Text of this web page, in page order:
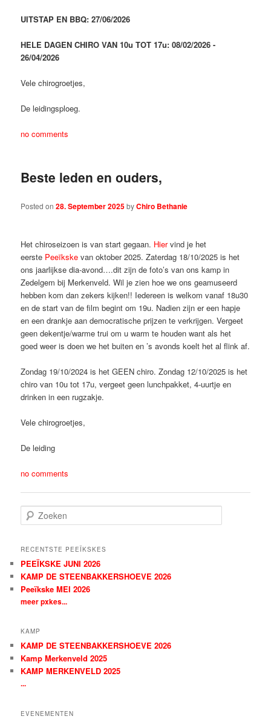
UITSTAP EN BBQ: 27/06/2026
HELE DAGEN CHIRO VAN 10u TOT 17u: 08/02/2026 -
26/04/2026
Vele chirogroetjes,
De leidingsploeg.
no comments
Beste leden en ouders,
Posted on28. September 2025byChiro Bethanie
Het chiroseizoen is van start gegaan. Hiervind je het
eerste Peeïkske van oktober 2025. Zaterdag 18/10/2025 is het
ons jaarlijkse dia-avond….dit zijn de foto’s van ons kamp in
Zedelgem bij Merkenveld. Wil je zien hoe we ons geamuseerd
hebben kom dan zekers kijken!! Iedereen is welkom vanaf 18u30
en de start van de film begint om 19u. Nadien zijn er een hapje
en een drankje aan democratische prijzen te verkrijgen. Vergeet
geen dekentje/warme trui om u warm te houden want als het
goed weer is doen we het buiten en ’s avonds koelt het al flink af.
Zondag 19/10/2024 is het GEEN chiro. Zondag 12/10/2025 is het
chiro van 10u tot 17u, vergeet geen lunchpakket, 4-uurtje en
drinken in een rugzakje.
Vele chirogroetjes,
De leiding
no comments
o
k
n
RECENTSTE PEEÏKSKES
PEEÏKSKE JUNI 2026
KAMP DE STEENBAKKERSHOEVE 2026
Peeïkske MEI 2026
meer pxkes...
KAMP
KAMP DE STEENBAKKERSHOEVE 2026
Kamp Merkenveld 2025
KAMP MERKENVELD 2025
...
EVENEMENTEN